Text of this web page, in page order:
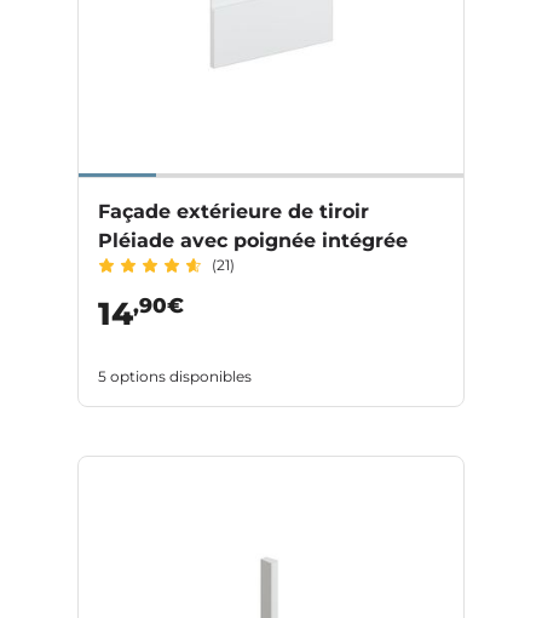
Façade extérieure de tiroir
Pléiade avec poignée intégrée
(21)
14,90€
5 options disponibles